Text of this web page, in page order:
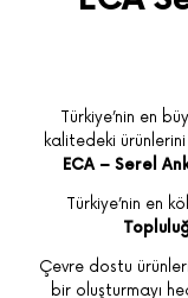
Türkiye’nin en
kalitedeki
ECA – Serel
Türkiye’nin en
Çevre dostu
bir oluşturmayı